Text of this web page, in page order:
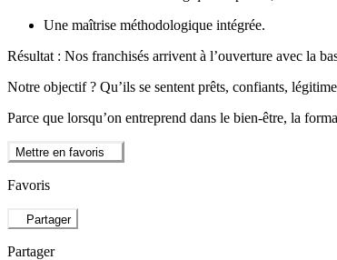
Une maîtrise méthodologique intégrée.
Résultat : Nos franchisés arrivent à l’ouverture avec la
Notre objectif ? Qu’ils se sentent prêts, confiants,
Parce que lorsqu’on entreprend dans le bien-être, la
Mettre en favoris
Favoris
Partager
Partager